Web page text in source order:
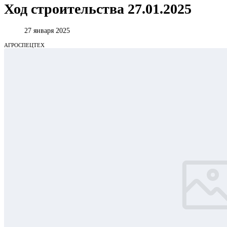
Ход строительства 27.01.2025
27 января 2025
АГРОСПЕЦТЕХ